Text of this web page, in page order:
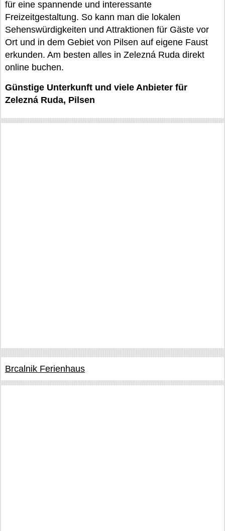
für eine spannende und interessante
Freizeitgestaltung. So kann man die lokalen
Sehenswürdigkeiten und Attraktionen für Gäste vor
Ort und in dem Gebiet von Pilsen auf eigene Faust
erkunden. Am besten alles in Zelezná Ruda direkt
online buchen.
Günstige Unterkunft und viele Anbieter für
Zelezná Ruda, Pilsen
Brcalnik Ferienhaus